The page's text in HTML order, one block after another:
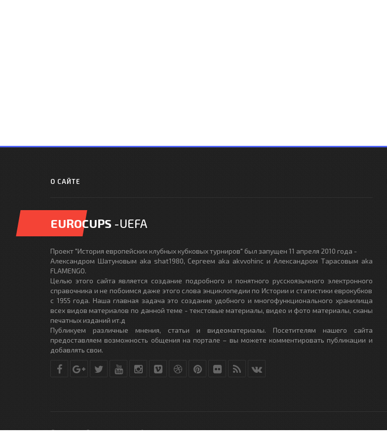
О САЙТЕ
EUROCUPS -UEFA
Проект "История европейских клубных кубковых турниров" был запущен 11 апреля 2010 года -
Александром Шатуновым aka shat1980, Сергеем aka akvvohinc и Александром Тарасовым aka
FLAMENGO.
Целью этого сайта является создание подробного и понятного русскоязычного электронного
справочника и не побоимся даже этого слова энциклопедии по Истории и статистики еврокубков
с 1955 года. Наша главная задача это создание удобного и многофункционального хранилища
всех видов материалов по данной теме - текстовые материалы, видео и фото материалы, сканы
печатных изданий ит.д
Публикуем различные мнения, статьи и видеоматериалы. Посетителям нашего сайта
предоставляем возможность общения на портале – вы можете комментировать публикации и
добавлять свои.
© Copyright © 2010-2017. Разработано студиейDLE-THEME.RU- All Rights Reserved.